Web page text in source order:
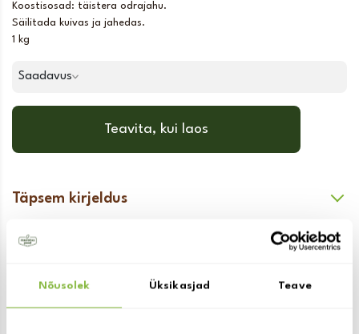
Nõusolek Üksikasjad Teave
Koostisosad: täistera odrajahu.
Säilitada kuivas ja jahedas.
1 kg
Saadavus
Teavita, kui laos
Täpsem kirjeldus
Sulle võib ka huvi pakkuda: